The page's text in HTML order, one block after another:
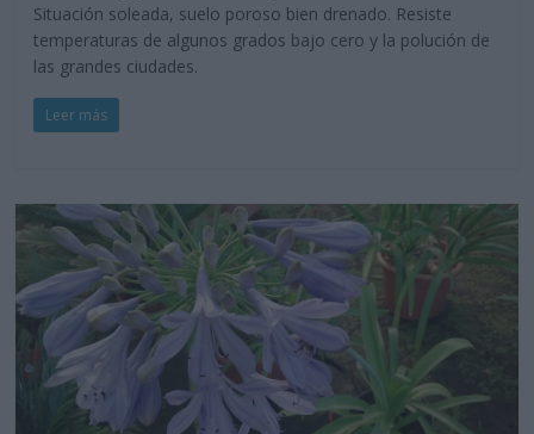
Situación soleada, suelo poroso bien drenado. Resiste
temperaturas de algunos grados bajo cero y la polución de
las grandes ciudades.
Leer más